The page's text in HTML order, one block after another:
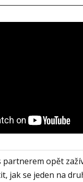
partnerem opět
jak se jeden na